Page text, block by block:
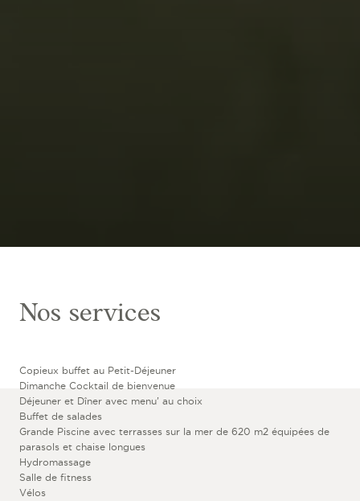
Nos services
Copieux buffet au Petit-Déjeuner
Dimanche Cocktail de bienvenue
Déjeuner et Dîner avec menu’ au choix
Buffet de salades
Grande Piscine avec terrasses sur la mer de 620 m2 équipées de
parasols et chaise longues
Hydromassage
Salle de fitness
Vélos